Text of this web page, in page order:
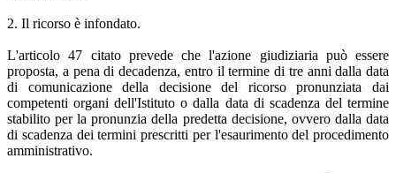
2. Il ricorso è infondato.
L'articolo 47 citato prevede che l'azione giudiziaria può essere
proposta, a pena di decadenza, entro il termine di tre anni dalla data
di comunicazione della decisione del ricorso pronunziata dai
competenti organi dell'Istituto o dalla data di scadenza del termine
stabilito per la pronunzia della predetta decisione, ovvero dalla data
di scadenza dei termini prescritti per l'esaurimento del procedimento
amministrativo.